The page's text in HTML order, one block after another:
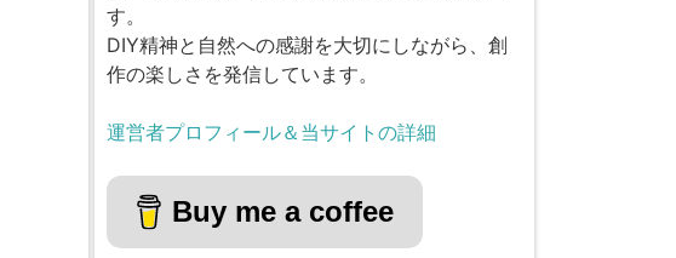
す。
DIY精神と自然への感謝を大切にしながら、創
作の楽しさを発信しています。
運営者プロフィール＆当サイトの詳細
Buy me a coffee